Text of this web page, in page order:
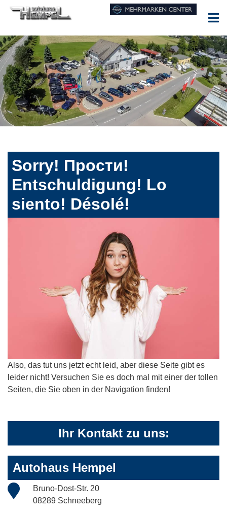
Sorry! Прости!
Entschuldigung! Lo
siento! Désolé!
Also, das tut uns jetzt echt leid, aber diese Seite gibt es
leider nicht! Versuchen Sie es doch mal mit einer der tollen
Seiten, die Sie oben in der Navigation finden!
Ihr Kontakt zu uns:
Autohaus Hempel
Bruno-Dost-Str. 20
08289 Schneeberg